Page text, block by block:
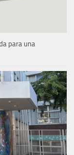
para una